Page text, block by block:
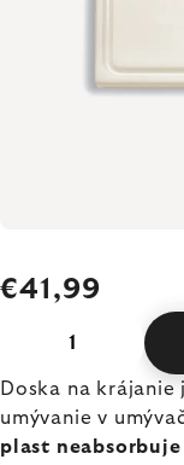
€41,99
Doska na
umývanie v
plast